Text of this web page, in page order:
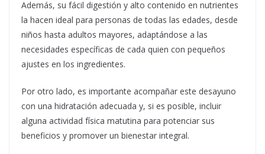
Además, su fácil digestión y alto contenido en nutrientes
la hacen ideal para personas de todas las edades, desde
niños hasta adultos mayores, adaptándose a las
necesidades específicas de cada quien con pequeños
ajustes en los ingredientes.
Por otro lado, es importante acompañar este desayuno
con una hidratación adecuada y, si es posible, incluir
alguna actividad física matutina para potenciar sus
beneficios y promover un bienestar integral.